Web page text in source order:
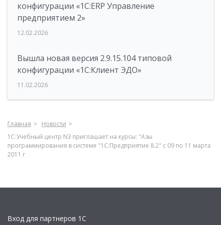
конфигурации «1С:ERP Управление
предприятием 2»
12.02.2026
Вышла новая версия 2.9.15.104 типовой
конфигурации «1С:Клиент ЭДО»
11.02.2026
Главная
Новости
1С:Учебный центр N3 приглашает на курсы: "Азы
программирования в системе "1С:Предприятие 8.2" с 09 по 11 марта
2011 г
Вход для партнеров 1С